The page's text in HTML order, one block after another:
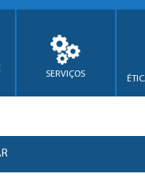
SERVIÇOS